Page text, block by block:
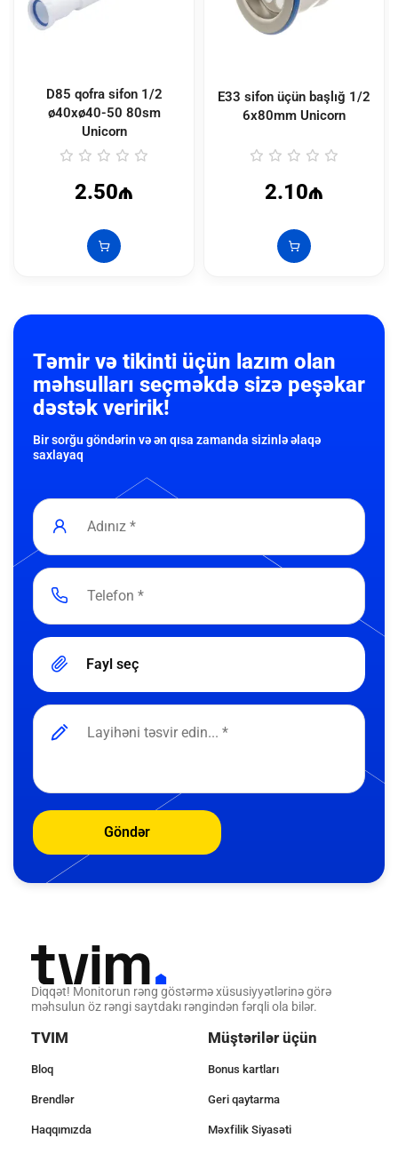
D85 qofra sifon 1/2
ø40xø40-50 80sm
Unicorn
2.50₼
E33 sifon üçün başlığ 1/2
6x80mm Unicorn
2.10₼
Təmir və tikinti üçün lazım olan
məhsulları seçməkdə sizə peşəkar
dəstək veririk!
Bir sorğu göndərin və ən qısa zamanda sizinlə əlaqə
saxlayaq
Fayl seç
Göndər
Diqqət! Monitorun rəng göstərmə xüsusiyyətlərinə görə
məhsulun öz rəngi saytdakı rəngindən fərqli ola bilər.
TVIM
Bloq
Brendlər
Haqqımızda
Müştərilər üçün
Bonus kartları
Geri qaytarma
Məxfilik Siyasəti